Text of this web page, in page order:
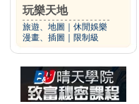
玩樂天地
旅遊、地圖
休閒娛樂
漫畫、插圖
限制級